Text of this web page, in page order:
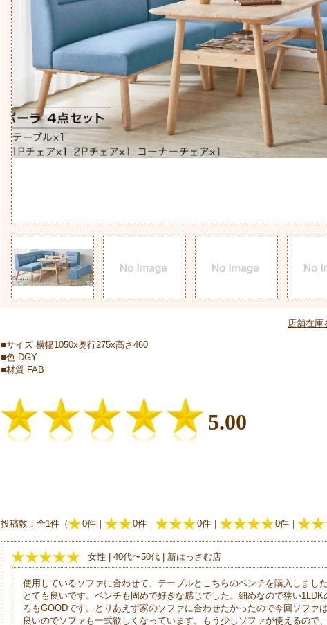
店舗在庫
■サイズ 横幅1050x奥行275x高さ460
■色 DGY
■材質 FAB
5.00
投稿数：全1件（ 0件｜ 0件｜ 0件｜ 0件｜
女性 | 40代〜50代 | 新はっさむ店
使用しているソファに合わせて、テーブルとこちらのベンチを購入しまし
とても良いです。ベンチも固めで好きな感じでした。細めなので狭い
ろもGOODです。とりあえず家のソファに合わせたかったので今回ソファ
良いのでソファも一式欲しくなっています。もう少しソファが使えるので